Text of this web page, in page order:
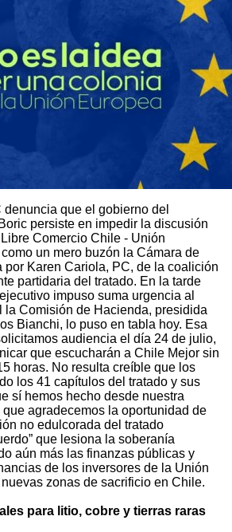
que el gobierno del
persiste en impedir la discusión
Comercio Chile - Unión
un mero buzón la Cámara de
por Karen Cariola, PC, de la coalición
partidaria del tratado. En la tarde
impuso suma urgencia al
la Comisión de Hacienda, presidida
Bianchi, lo puso en tabla hoy. Esa
audiencia el día 24 de julio,
que escucharán a Chile Mejor sin
horas. No resulta creíble que los
los 41 capítulos del tratado y sus
sí hemos hecho desde nuestra
agradecemos la oportunidad de
no edulcorada del tratado
que lesiona la soberanía
aún más las finanzas públicas y
de los inversores de la Unión
zonas de sacrificio en Chile.
para litio, cobre y tierras raras